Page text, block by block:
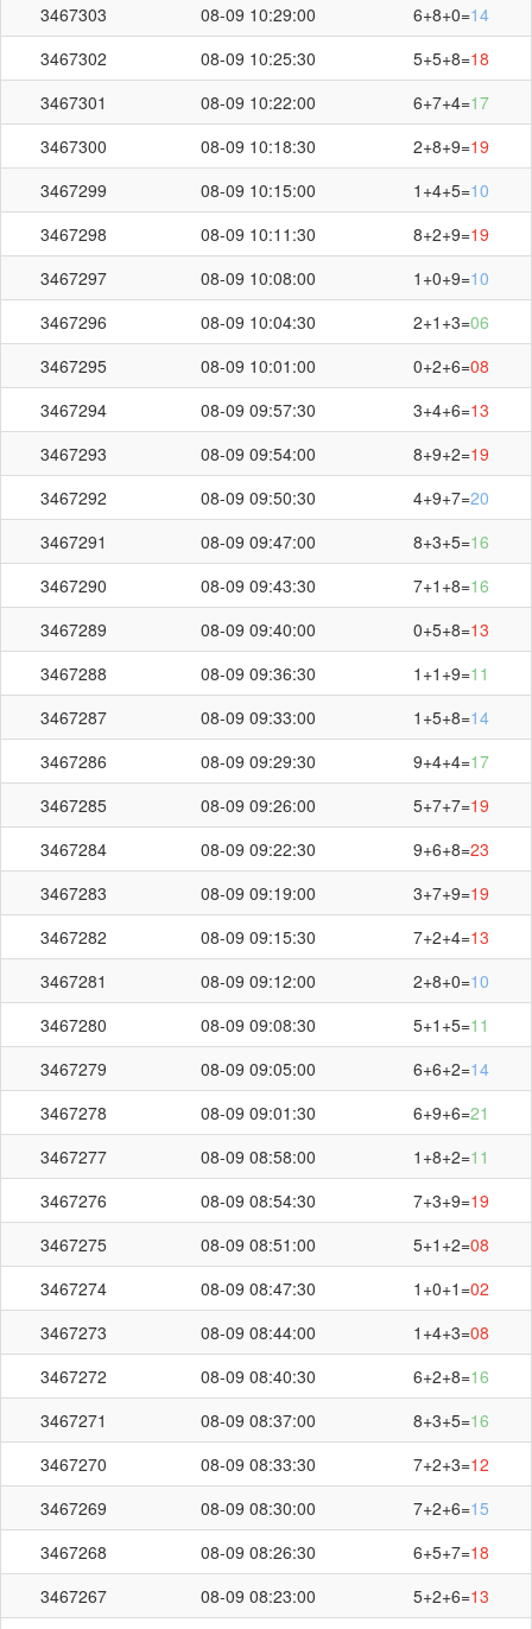
3467303
08-09 10:29:00 6+8+0=14
3467302
08-09 10:25:30 5+5+8=18
3467301
08-09 10:22:00 6+7+4=17
3467300
08-09 10:18:30 2+8+9=19
3467299
08-09 10:15:00 1+4+5=10
3467298
08-09 10:11:30 8+2+9=19
3467297
08-09 10:08:00 1+0+9=10
3467296
08-09 10:04:30 2+1+3=06
3467295
08-09 10:01:00 0+2+6=08
3467294
08-09 09:57:30 3+4+6=13
3467293
08-09 09:54:00 8+9+2=19
3467292
08-09 09:50:30 4+9+7=20
3467291
08-09 09:47:00 8+3+5=16
3467290
08-09 09:43:30 7+1+8=16
3467289
08-09 09:40:00 0+5+8=13
3467288
08-09 09:36:30 1+1+9=11
3467287
08-09 09:33:00 1+5+8=14
3467286
08-09 09:29:30 9+4+4=17
3467285
08-09 09:26:00 5+7+7=19
3467284
08-09 09:22:30 9+6+8=23
3467283
08-09 09:19:00 3+7+9=19
3467282
08-09 09:15:30 7+2+4=13
3467281
08-09 09:12:00 2+8+0=10
3467280
08-09 09:08:30 5+1+5=11
3467279
08-09 09:05:00 6+6+2=14
3467278
08-09 09:01:30 6+9+6=21
3467277
08-09 08:58:00 1+8+2=11
3467276
08-09 08:54:30 7+3+9=19
3467275
08-09 08:51:00 5+1+2=08
3467274
08-09 08:47:30 1+0+1=02
3467273
08-09 08:44:00 1+4+3=08
3467272
08-09 08:40:30 6+2+8=16
3467271
08-09 08:37:00 8+3+5=16
3467270
08-09 08:33:30 7+2+3=12
3467269
08-09 08:30:00 7+2+6=15
3467268
08-09 08:26:30 6+5+7=18
3467267
08-09 08:23:00 5+2+6=13